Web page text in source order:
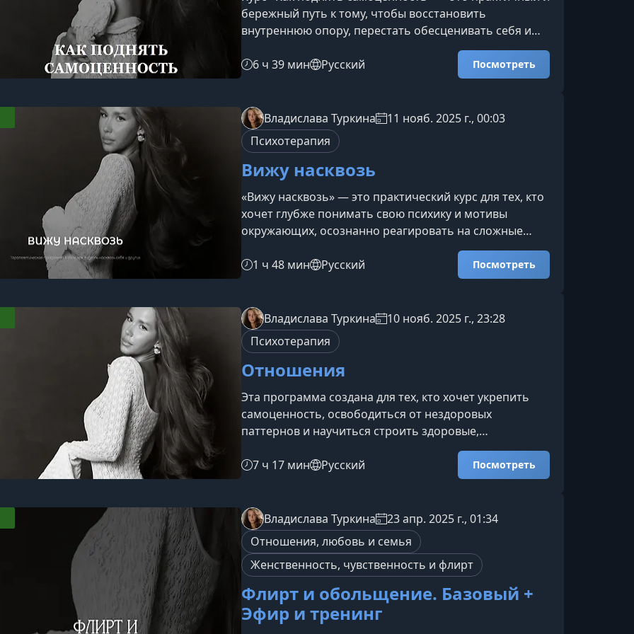
бережный путь к тому, чтобы восстановить
внутреннюю опору, перестать обесценивать себя и
научиться строить зрелые, устойчивые отношения.
Материал подходит тем, кто устал от болезненных
привязок, зависимости от партнёра, страха быть
заслуживать внимание и любовь.Для кого этот
курсПрограмма будет особенно полезна, если вы:
теряете себя в отношениях и по
6 ч 39 мин Русский Посмотреть
Владислава Туркина
11 нояб. 2025 г., 00:03
Психотерапия
Вижу насквозь
«Вижу насквозь» — это практический курс для тех, кто
хочет глубже понимать свою психику и мотивы
окружающих, осознанно реагировать на сложные
ситуации и уверенно выстраивать личные и рабочие
отношения. Программа помогает экологично
выражать эмоции, защищать границы и избавляться
даёт прохождение курсаОбучение помогает увидеть
собственные защитные механизмы, распознать
истинные мотивы поведения и
1 ч 48 мин Русский Посмотреть
Владислава Туркина
10 нояб. 2025 г., 23:28
Психотерапия
Отношения
Эта программа создана для тех, кто хочет укрепить
самоценность, освободиться от нездоровых
паттернов и научиться строить здоровые,
поддерживающие и зрелые отношения. Курс подходит
людям, которые теряются в партнёре, боятся быть
отвергнутыми, склонны к любовной зависимости или
программеНа курсе собраны практические и
терапевтические инструменты, помогающие шаг за
шагом изменить привычные сценар
7 ч 17 мин Русский Посмотреть
Владислава Туркина
23 апр. 2025 г., 01:34
Отношения, любовь и семья
Женственность, чувственность и флирт
Флирт и обольщение. Базовый +
Эфир и тренинг